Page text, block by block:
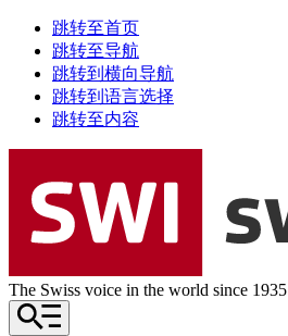
跳转至首页
跳转至导航
跳转到横向导航
跳转到语言选择
跳转至内容
The Swiss voice in the world since 1935